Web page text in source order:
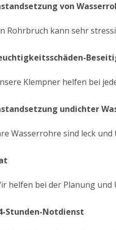
von
Rohrbruch kann sehr
Klempner helfen bei
undichter
Wasserrohre sind leck
helfen bei der Planung und
Stunden-Notdienst